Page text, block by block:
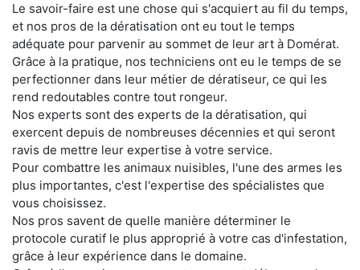
Le savoir-faire est une chose qui s'acquiert au fil du temps,
et nos pros de la dératisation ont eu tout le temps
adéquate pour parvenir au sommet de leur art à Domérat.
Grâce à la pratique, nos techniciens ont eu le temps de se
perfectionner dans leur métier de dératiseur, ce qui les
rend redoutables contre tout rongeur.
Nos experts sont des experts de la dératisation, qui
exercent depuis de nombreuses décennies et qui seront
ravis de mettre leur expertise à votre service.
Pour combattre les animaux nuisibles, l'une des armes les
plus importantes, c'est l'expertise des spécialistes que
vous choisissez.
Nos pros savent de quelle manière déterminer le
protocole curatif le plus approprié à votre cas d'infestation,
grâce à leur expérience dans le domaine.